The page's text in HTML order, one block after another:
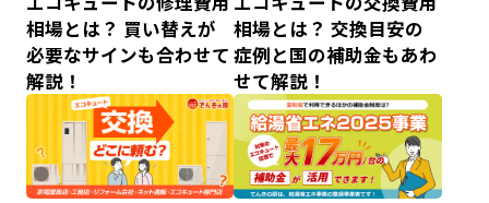
相場とは？ 買い替えが
必要なサインも合わせて
解説！
相場とは？ 交換目安の
症例と国の補助金もあわ
せて解説！